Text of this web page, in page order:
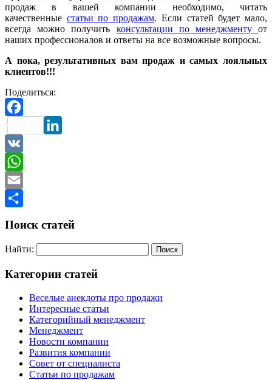
продаж в вашей компании необходимо, читать
качественные статьи по продажам. Если статей будет мало,
всегда можно получить консультации по менеджменту от
наших профессионалов и ответы на все возможные вопросы.
А пока, результативных вам продаж и самых лояльных
клиентов!!!
Поделиться:
Facebook
LinkedIn
VK
WhatsApp
Email
Поиск статей
Найти:
Категории статей
Веселые анекдоты про продажи
Интересные статьи
Категорийный менеджмент
Менеджмент
Новости компании
Развития компании
Совет от специалиста
Статьи по продажам